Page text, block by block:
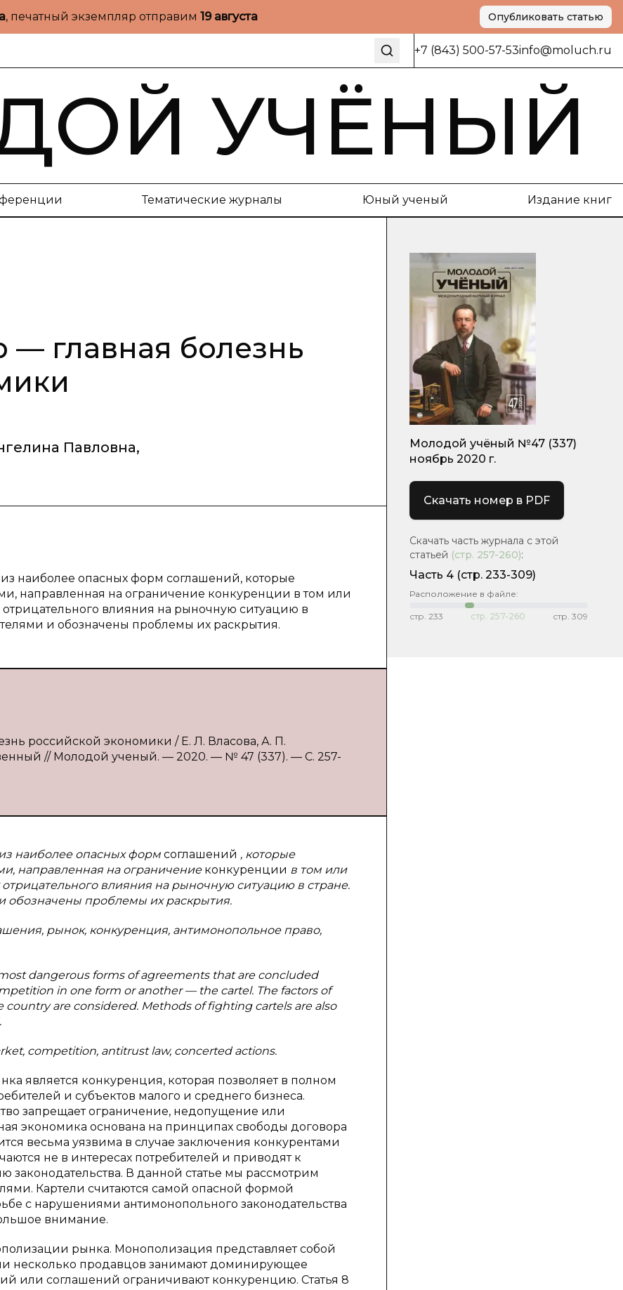
, печатный экземпляр отправим 19 августа Опубликовать статью
+7 (843) 500-57-53info@moluch.ru
УЧЁНЫЙ
Тематические журналы Юный ученый Издание книг
— главная болезнь
Павловна,
наиболее опасных форм соглашений, которые
направленная на ограничение конкуренции в том или
влияния на рыночную ситуацию в
и обозначены проблемы их раскрытия.
российской экономики / Е. Л. Власова, А. П.
// Молодой ученый. — 2020. — № 47 (337). — С. 257-
наиболее опасных форм соглашений , которые
направленная на ограничение конкуренции в том или
влияния на рыночную ситуацию в стране.
обозначены проблемы их раскрытия.
рынок, конкуренция, антимонопольное право,
dangerous forms of agreements that are concluded
in one form or another — the cartel. The factors of
are considered. Methods of fighting cartels are also
competition, antitrust law, concerted actions.
является конкуренция, которая позволяет в полном
и субъектов малого и среднего бизнеса.
запрещает ограничение, недопущение или
экономика основана на принципах свободы договора
весьма уязвима в случае заключения конкурентами
не в интересах потребителей и приводят к
В данной статье мы рассмотрим
Картели считаются самой опасной формой
с нарушениями антимонопольного законодательства
внимание.
рынка. Монополизация представляет собой
несколько продавцов занимают доминирующее
или соглашений ограничивают конкуренцию. Статья 8
Молодой учёный №47 (337)
ноябрь 2020 г.
Скачать номер в PDF
Скачать часть журнала с этой
статьей (стр. 257-260):
Часть 4 (стр. 233-309)
Расположение в файле:
стр. 233 стр. 257-260 стр. 309